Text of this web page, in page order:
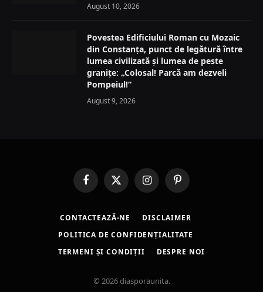
August 10, 2026
Povestea Edificiului Roman cu Mozaic
din Constanța, punct de legătură între
lumea civilizată și lumea de peste
granițe: „Colosal! Parcă am dezveli
Pompeiul!“
August 9, 2026
FacebookX
(Twitter)
InstagramPinterest
CONTACTEAZĂ-NE
DISCLAIMER
POLITICA DE CONFIDENȚIALITATE
TERMENI ȘI CONDIȚII
DESPRE NOI
© 2026 diasporaunita.